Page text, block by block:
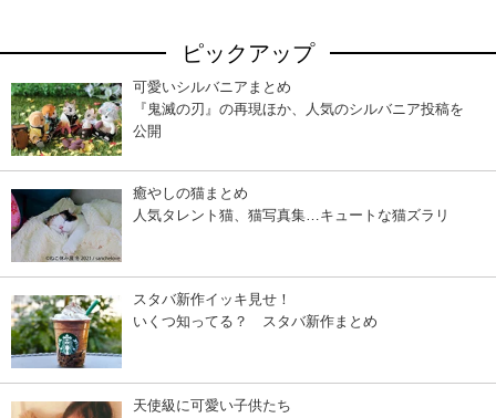
ピックアップ
可愛いシルバニアまとめ
『鬼滅の刃』の再現ほか、人気のシルバニア投稿を
公開
癒やしの猫まとめ
人気タレント猫、猫写真集…キュートな猫ズラリ
スタバ新作イッキ見せ！
いくつ知ってる？ スタバ新作まとめ
天使級に可愛い子供たち